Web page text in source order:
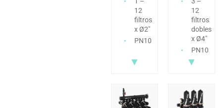
12
filtros
x Ø2″
PN10
▼
12
filtros
dobles
x Ø4″
PN10
▼